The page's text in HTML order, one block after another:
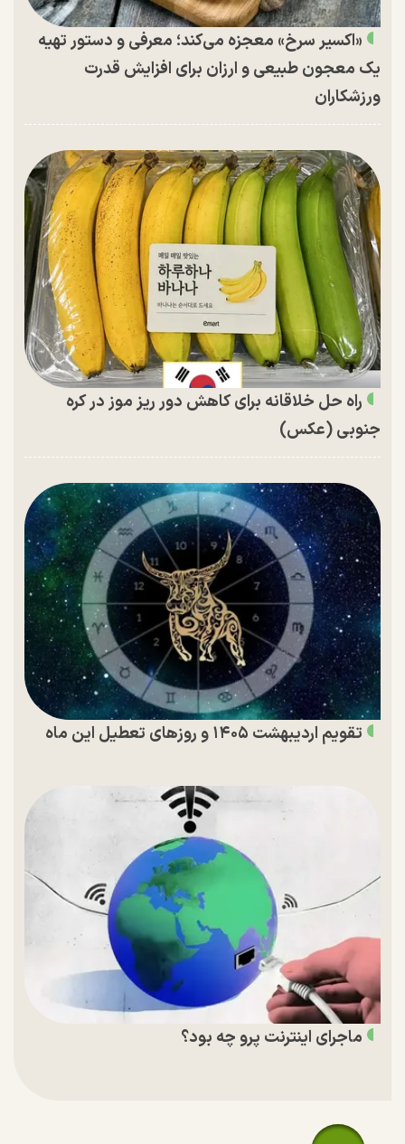
«اکسیر سرخ» معجزه می‌کند؛ معرفی و دستور تهیه
یک معجون طبیعی و ارزان برای افزایش قدرت
ورزشکاران
راه حل خلاقانه برای کاهش دور ریز موز در کره
جنوبی (عکس)
تقویم اردیبهشت ۱۴۰۵ و روز‌های تعطیل این ماه
ماجرای اینترنت پرو چه بود؟